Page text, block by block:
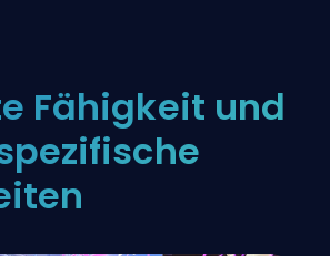
Fähigkeit und